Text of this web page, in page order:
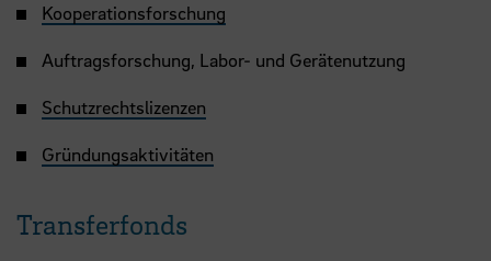
Kooperationsforschung
Auftragsforschung, Labor- und Gerätenutzung
Schutzrechtslizenzen
Gründungsaktivitäten
Transferfonds